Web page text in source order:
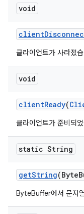
void
client
클라이언트가 사라졌
void
clientReady(
클라이언트가 준비되
static String
getString(Byte
ByteBuffer에서 문자